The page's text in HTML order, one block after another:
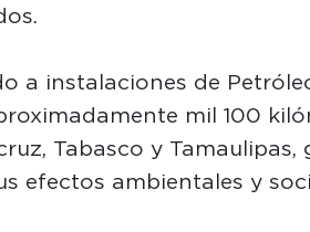
a instalaciones de
mil 100
Tabasco y Tamaulipas,
efectos ambientales y